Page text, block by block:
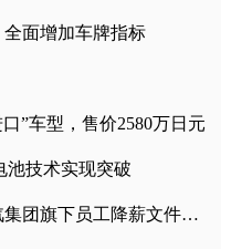
面增加车牌指标
”车型，售价2580万日元
池技术实现突破
首个宣布降薪的大型车企，上汽集团旗下员工降薪文件曝光